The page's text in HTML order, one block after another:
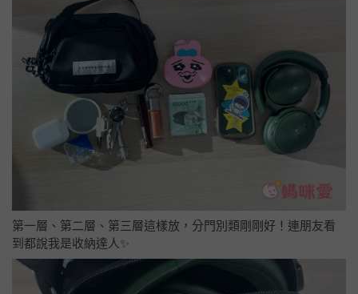
第一層、第二層、第三層這樣放，分門別類剛剛好！連朋友看
到都說我是收納達人✨